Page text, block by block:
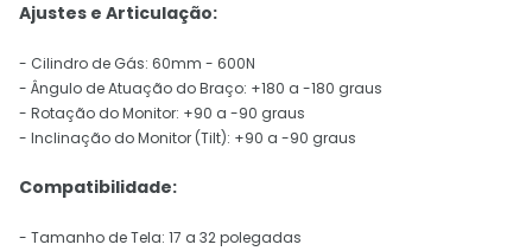
Ajustes e Articulação:
- Cilindro de Gás: 60mm - 600N
- Ângulo de Atuação do Braço: +180 a -180 graus
- Rotação do Monitor: +90 a -90 graus
- Inclinação do Monitor (Tilt): +90 a -90 graus
Compatibilidade:
- Tamanho de Tela: 17 a 32 polegadas